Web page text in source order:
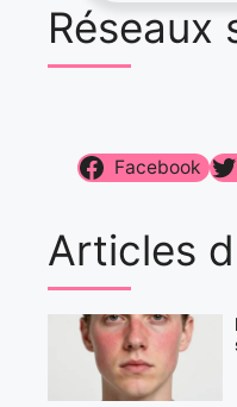
Réseaux
Facebook
Articles